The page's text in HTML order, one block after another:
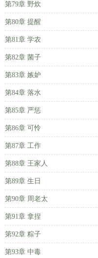
第79章 野炊
第80章 提醒
第81章 学农
第82章 菌子
第83章 嫉妒
第84章 落水
第85章 严惩
第86章 可怜
第87章 工作
第88章 王家人
第89章 生日
第90章 周老太
第91章 拿捏
第92章 粽子
第93章 中毒